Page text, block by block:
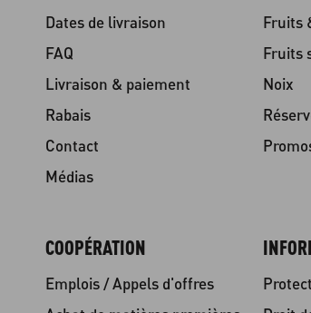
Dates de livraison
FAQ
Livraison & paiement
Rabais
Contact
Médias
Fruits
Fruits
Noix
COOPÉRATION
Emplois / Appels d'offres